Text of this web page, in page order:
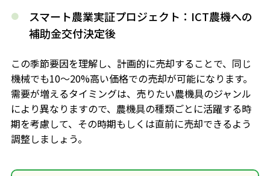
スマート農業実証プロジェクト ：ICT農機への
補助金交付決定後
この季節要因を理解し、計画的に売却することで、同じ
機械でも10〜20%高い価格での売却が可能になります。
需要が増えるタイミングは、売りたい農機具のジャンル
により異なりますので、農機具の種類ごとに活躍する時
期を考慮して、その時期もしくは直前に売却できるよう
調整しましょう。